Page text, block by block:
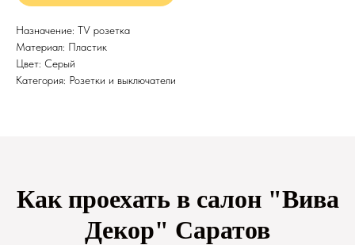
Назначение: TV розетка
Материал: Пластик
Цвет: Серый
Категория: Розетки и выключатели
Как проехать в салон "Вива
Декор" Саратов